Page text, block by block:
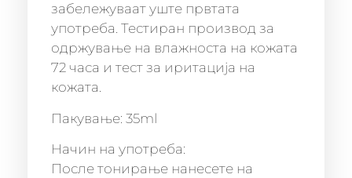
забележуваат уште првтата
употреба. Тестиран производ за
одржување на влажноста на кожата
72 часа и тест за иритација на
кожата.
Пакување: 35ml
Начин на употреба:
После тонирање нанесете на